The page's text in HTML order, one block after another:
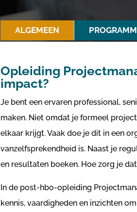
ALGEMEEN
Opleiding
impact?
Je bent een ervaren professional,
maken. Niet omdat je formeel
elkaar krijgt. Vaak doe je dit in een
vanzelfsprekendheid is. Naast je
en resultaten boeken. Hoe zorg je
In de post-hbo-opleiding
kennis, vaardigheden en inzichten